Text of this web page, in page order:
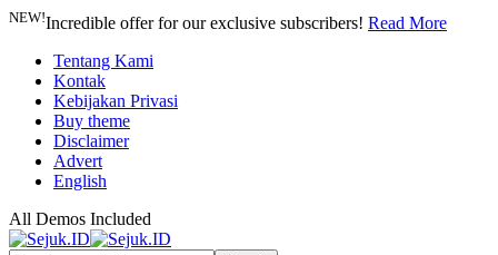
NEW!Incredible offer for our exclusive subscribers! Read More
Tentang Kami
Kontak
Kebijakan Privasi
Buy theme
Disclaimer
Advert
English
All Demos Included